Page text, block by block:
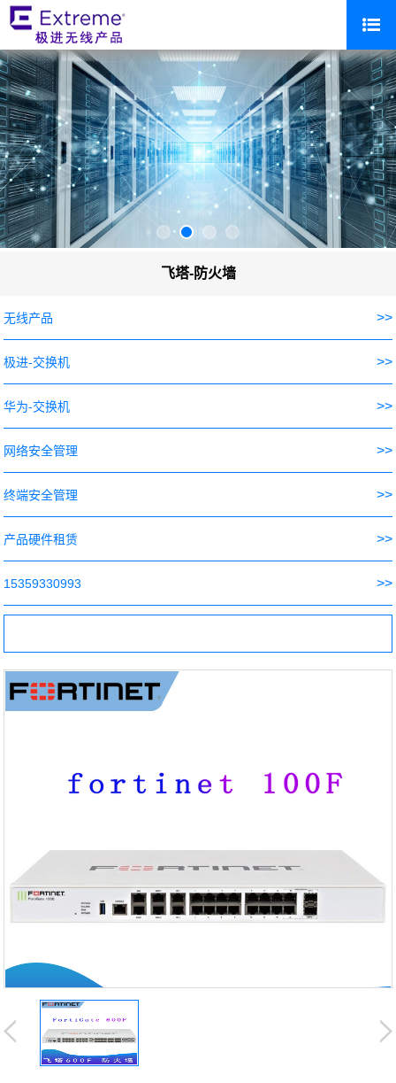
飞塔-防火墙
无线产品 >>
极进-交换机 >>
华为-交换机 >>
网络安全管理 >>
终端安全管理 >>
产品硬件租赁 >>
15359330993 >>